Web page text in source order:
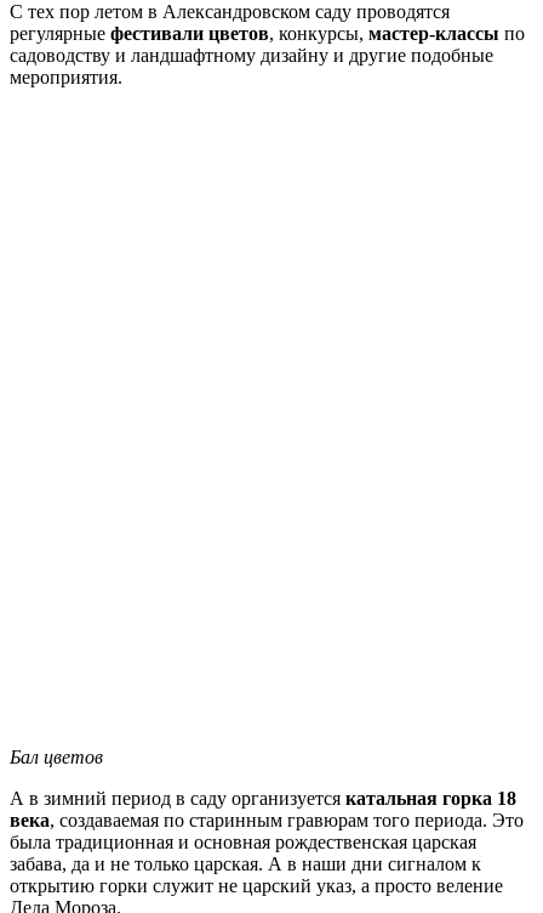
С тех пор летом в Александровском саду проводятся
регулярные фестивали цветов, конкурсы, мастер-классы по
садоводству и ландшафтному дизайну и другие подобные
мероприятия.
Бал цветов
А в зимний период в саду организуется катальная горка 18
века, создаваемая по старинным гравюрам того периода. Это
была традиционная и основная рождественская царская
забава, да и не только царская. А в наши дни сигналом к
открытию горки служит не царский указ, а просто веление
Деда Мороза.